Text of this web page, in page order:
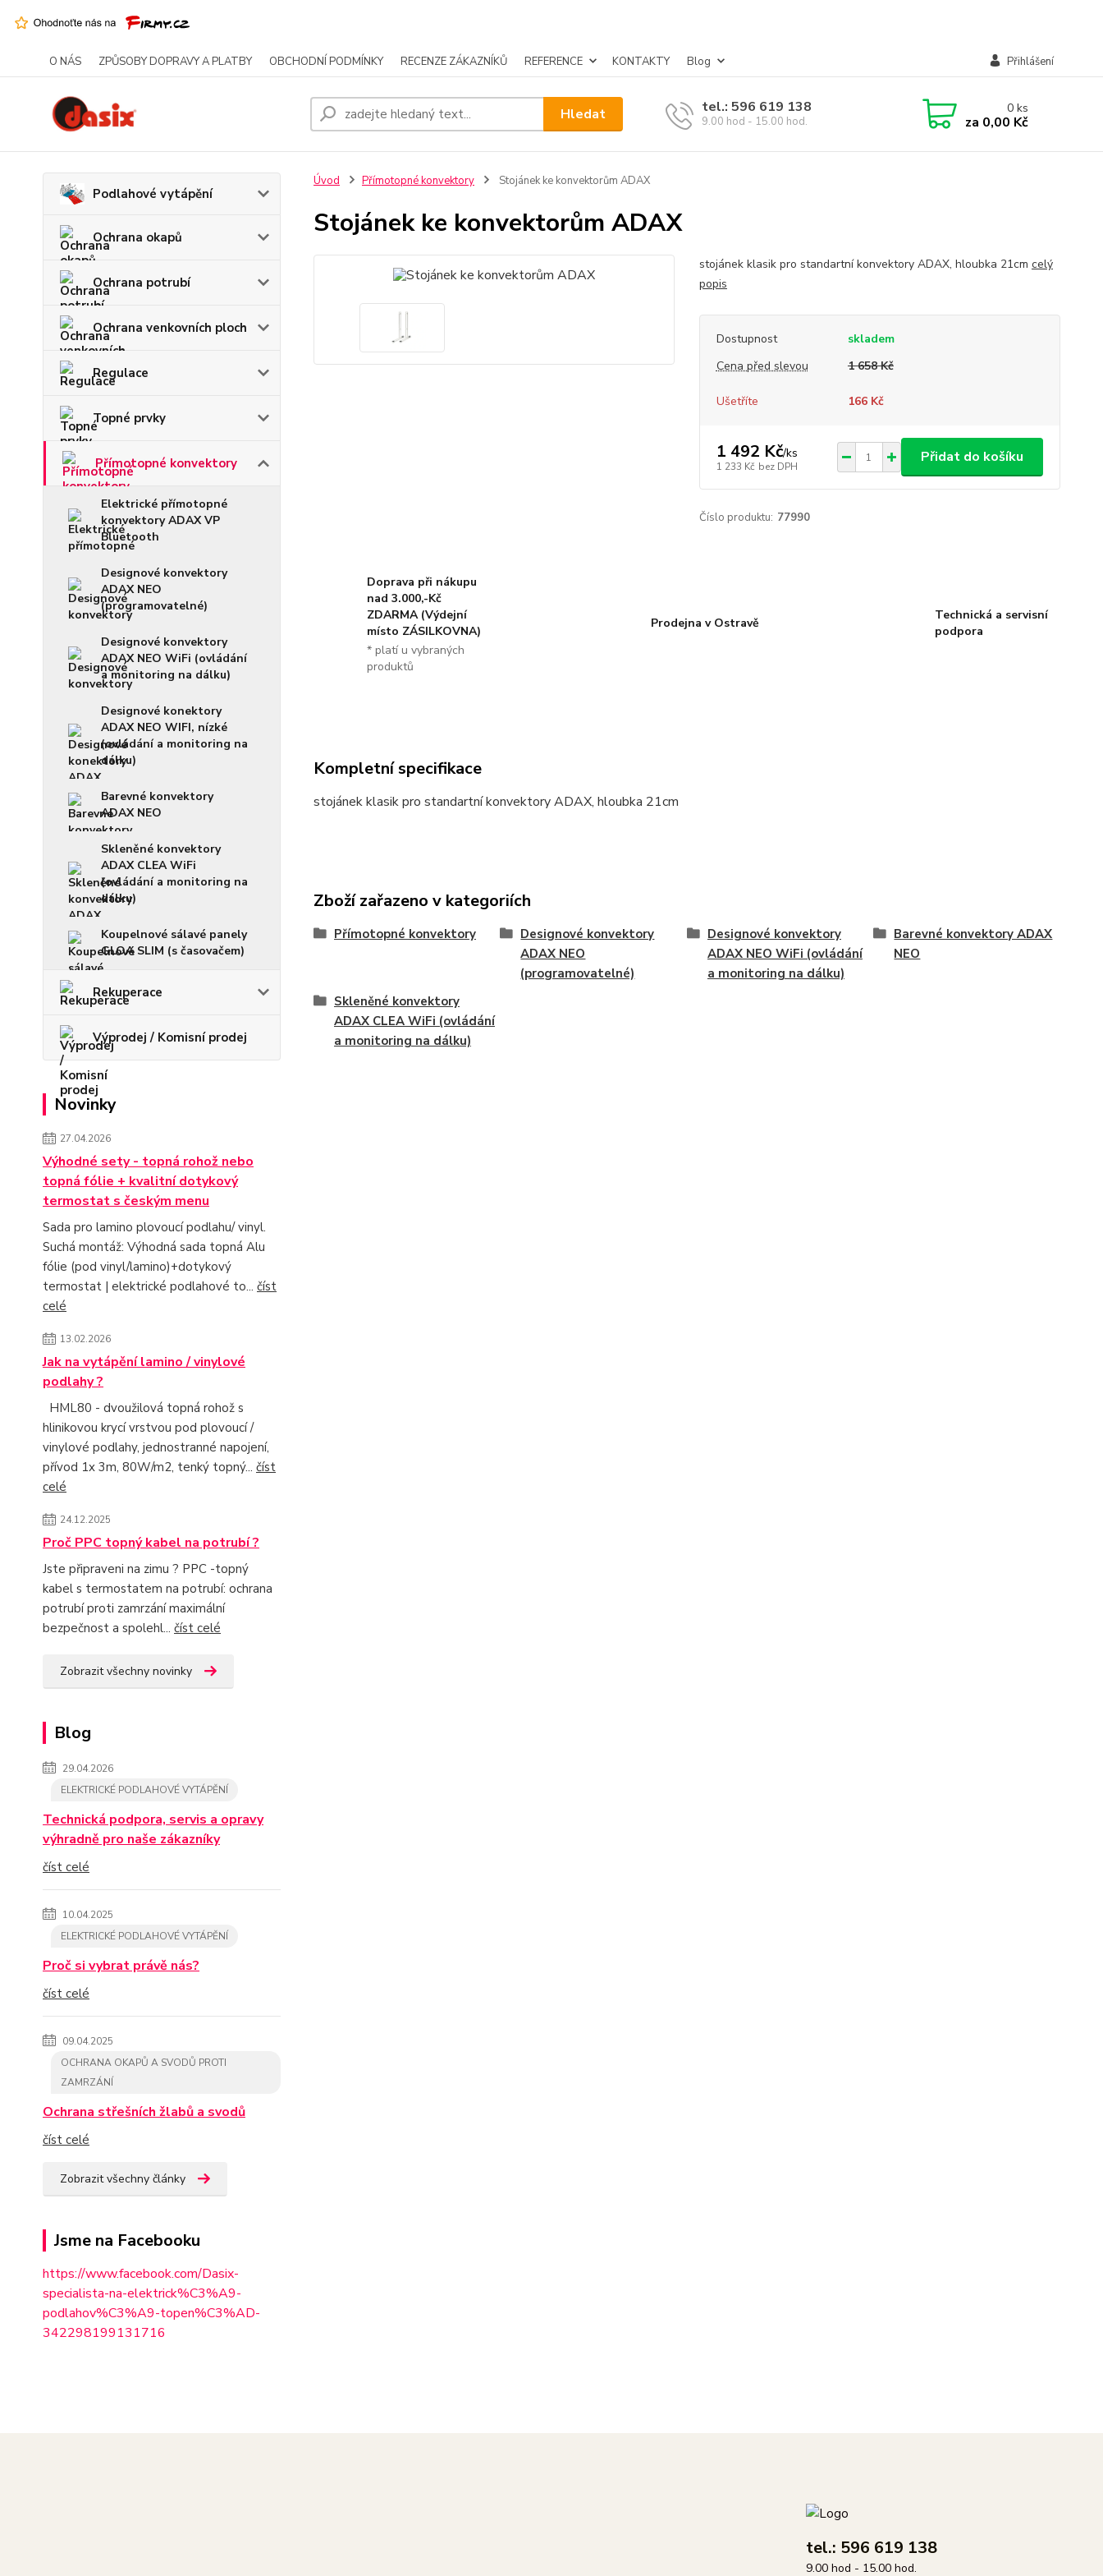
O NÁS ZPŮSOBY DOPRAVY A PLATBY OBCHODNÍ PODMÍNKY RECENZE ZÁKAZNÍKŮ REFERENCE KONTAKTY Blog Přihlášení
Hledat tel.: 596 619 138
9.00 hod - 15.00 hod.
0ks
za 0,00 Kč
Podlahové vytápění
Ochrana okapů
Ochrana potrubí
Ochrana venkovních ploch
Regulace
Topné prvky
Přímotopné konvektory
Elektrické přímotopné
konvektory ADAX VP
Bluetooth
Designové konvektory
ADAX NEO
(programovatelné)
Designové konvektory
ADAX NEO WiFi (ovládání
a monitoring na dálku)
Designové konektory
ADAX NEO WIFI, nízké
(ovládání a monitoring na
dálku)
Barevné konvektory
ADAX NEO
Skleněné konvektory
ADAX CLEA WiFi
(ovládání a monitoring na
dálku)
Koupelnové sálavé panely
GLOA SLIM (s časovačem)
Rekuperace
Výprodej / Komisní prodej
Novinky
27.04.2026
Výhodné sety - topná rohož nebo
topná fólie + kvalitní dotykový
termostat s českým menu
Sada pro lamino plovoucí podlahu/ vinyl.
Suchá montáž: Výhodná sada topná Alu
fólie (pod vinyl/lamino)+dotykový
termostat | elektrické podlahové to... číst
celé
13.02.2026
Jak na vytápění lamino / vinylové
podlahy ?
HML80 - dvoužilová topná rohož s
hlinikovou krycí vrstvou pod plovoucí /
vinylové podlahy, jednostranné napojení,
přívod 1x 3m, 80W/m2, tenký topný... číst
celé
24.12.2025
Proč PPC topný kabel na potrubí ?
Jste připraveni na zimu ? PPC -topný
kabel s termostatem na potrubí: ochrana
potrubí proti zamrzání maximální
bezpečnost a spolehl... číst celé
Zobrazit všechny novinky
Blog
29.04.2026
ELEKTRICKÉ PODLAHOVÉ VYTÁPĚNÍ
Technická podpora, servis a opravy
výhradně pro naše zákazníky
číst celé
10.04.2025
ELEKTRICKÉ PODLAHOVÉ VYTÁPĚNÍ
Proč si vybrat právě nás?
číst celé
09.04.2025
OCHRANA OKAPŮ A SVODŮ PROTI
ZAMRZÁNÍ
Ochrana střešních žlabů a svodů
číst celé
Zobrazit všechny články
Jsme na Facebooku
https://www.facebook.com/Dasix-
specialista-na-elektrick%C3%A9-
podlahov%C3%A9-topen%C3%AD-
342298199131716
Úvod Přímotopné konvektory Stojánek ke konvektorům ADAX
Stojánek ke konvektorům ADAX
stojánek klasik pro standartní konvektory ADAX, hloubka 21cm celý
popis
Dostupnost
skladem
Cena před slevou
1 658 Kč
Ušetříte 166 Kč
1 492 Kč/ks
1 233 Kč bez DPH
Přidat do košíku
Číslo produktu: 77990
Doprava při nákupu
nad 3.000,-Kč
ZDARMA (Výdejní
místo ZÁSILKOVNA)
* platí u vybraných
produktů
Prodejna v Ostravě
Technická a servisní
podpora
Kompletní specifikace
stojánek klasik pro standartní konvektory ADAX, hloubka 21cm
Zboží zařazeno v kategoriích
Přímotopné konvektory
Designové konvektory
ADAX NEO
(programovatelné)
Designové konvektory
ADAX NEO WiFi (ovládání
a monitoring na dálku)
Barevné konvektory ADAX
NEO
Skleněné konvektory
ADAX CLEA WiFi (ovládání
a monitoring na dálku)
tel.: 596 619 138
9.00 hod - 15.00 hod.